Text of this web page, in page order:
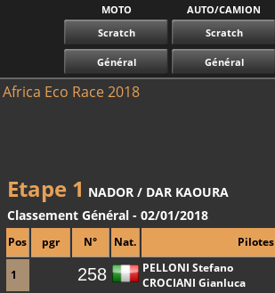
MOTO AUTO/CAMION
Scratch
Scratch
Général Général
Africa Eco Race 2018
Etape 1 NADOR / DAR KAOURA
Classement Général - 02/01/2018
Pos pgr N° Nat. Pilotes
1 258
PELLONI Stefano
CROCIANI Gianluca